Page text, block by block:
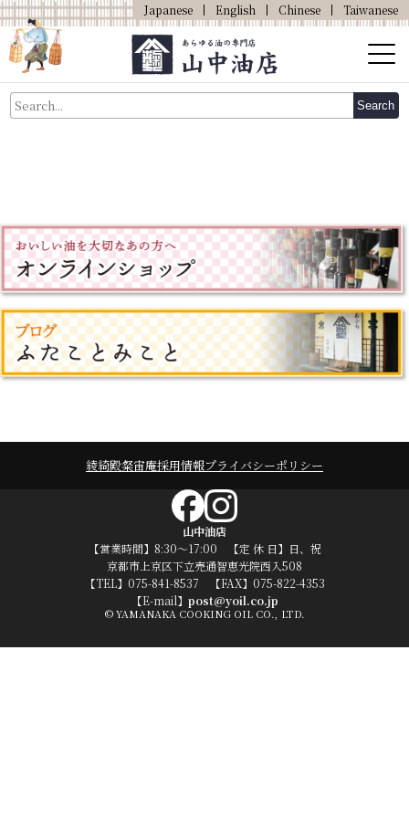
Japanese English Chinese Taiwanese
Search
About Us
Our Shop
Online Shop
綾綺殿粲宙庵採用情報プライバシーポリシー
山中油店
【営業時間】8:30～17:00 【定 休 日】日、祝
京都市上京区下立売通智恵光院西入508
【TEL】075-841-8537 【FAX】075-822-4353
【E-mail】 post@yoil.co.jp
© YAMANAKA COOKING OIL CO., LTD.